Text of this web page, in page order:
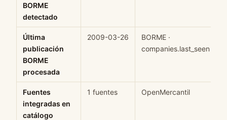
BORME
detectado
Última
publicación
BORME
procesada
2009-03-26
BORME ·
companies.last_seen
Fuentes
integradas en
catálogo
1 fuentes OpenMercantil